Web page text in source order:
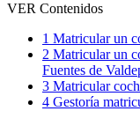
VER Contenidos
1 Matricular un
2 Matricular un
Fuentes de
3 Matricular
4 Gestoría